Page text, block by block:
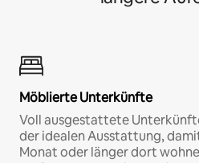
Möblierte Unterkünfte
Voll ausgestattete
der idealen Ausstattung,
Monat oder länger dort